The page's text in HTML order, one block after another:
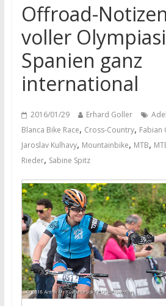
Offroad-
voller
Spanien ganz
international
2016/01/29 Erhard Goller
Blanca Bike Race, Cross-Country, Fabian
Jaroslav Kulhavy, Mountainbike, MTB,
Rieder, Sabine Spitz